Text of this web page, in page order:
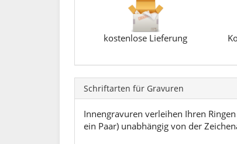
kostenlose Lieferung
Schriftarten für Gravuren
Innengravuren verleihen Ihren
ein Paar) unabhängig von der